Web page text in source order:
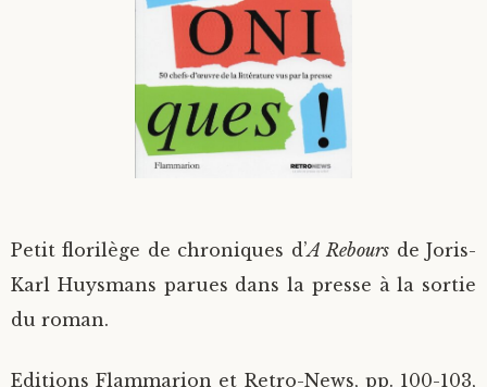
Langues étrangères
Petit florilège de chroniques d’A Rebours de Joris-
Karl Huysmans parues dans la presse à la sortie
du roman.
Editions Flammarion et Retro-News, pp. 100-103,